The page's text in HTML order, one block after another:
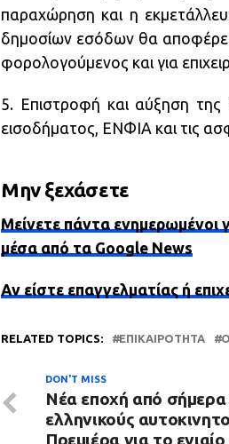
παραχώρηση και η
δημοσίων εσόδων θα
φορολογούμενος και για
5. Επιστροφή και αύξηση
εισοδήματος, ΕΝΦΙΑ και τις
Μην ξεχάσετε
Μείνετε πάντα ενημερωμένοι
μέσα από τα Google News
Αν είστε επαγγελματίας ή
RELATED TOPICS: ΕΠΙΚΑΙΡΌΤΗΤΑ
DON'T MISS
Νέα εποχή από
ελληνικούς
Πρεμιέρα για το